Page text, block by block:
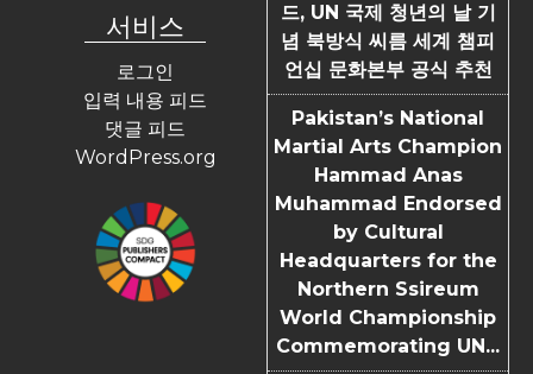
서비스
로그인
입력 내용 피드
댓글 피드
WordPress.org
드, UN 국제 청년의 날 기
념 북방식 씨름 세계 챔피
언십 문화본부 공식 추천
Pakistan’s National
Martial Arts Champion
Hammad Anas
Muhammad Endorsed
by Cultural
Headquarters for the
Northern Ssireum
World Championship
Commemorating UN...